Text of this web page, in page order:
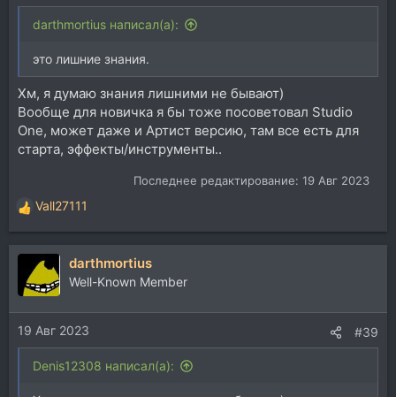
darthmortius написал(а):
это лишние знания.
Хм, я думаю знания лишними не бывают)
Вообще для новичка я бы тоже посоветовал Studio
One, может даже и Артист версию, там все есть для
старта, эффекты/инструменты..
Последнее редактирование: 19 Авг 2023
Р
е
а
и
и
:
Vall27111
darthmortius
Well-Known Member
19 Авг 2023 #39
Denis12308 написал(а):